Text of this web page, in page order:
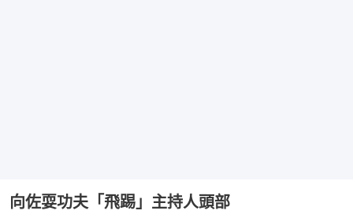
向佐耍功夫「飛踢」主持人頭部